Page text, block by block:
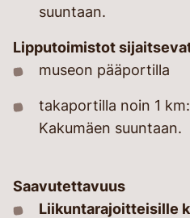
suuntaan.
Lipputoimistot
museon pääportilla
takaportilla noin 1
Kakumäen suuntaan.
Saavutettavuus
Liikuntarajoitteisille